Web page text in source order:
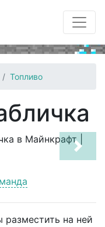
Топливо
Next
разместить на ней